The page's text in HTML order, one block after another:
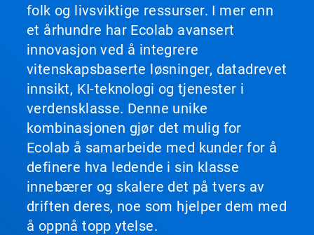
folk og livsviktige ressurser. I mer enn
et århundre har Ecolab avansert
innovasjon ved å integrere
vitenskapsbaserte løsninger, datadrevet
innsikt, KI-teknologi og tjenester i
verdensklasse. Denne unike
kombinasjonen gjør det mulig for
Ecolab å samarbeide med kunder for å
definere hva ledende i sin klasse
innebærer og skalere det på tvers av
driften deres, noe som hjelper dem med
å oppnå topp ytelse.